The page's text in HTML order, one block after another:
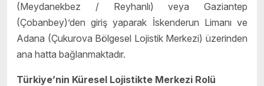
(Meydanekbez / Reyhanlı) veya Gaziantep
(Çobanbey)’den giriş yaparak İskenderun Limanı ve
Adana (Çukurova Bölgesel Lojistik Merkezi) üzerinden
ana hatta bağlanmaktadır.
Türkiye’nin Küresel Lojistikte Merkezi Rolü